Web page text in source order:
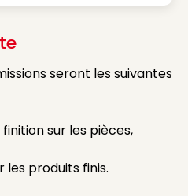
seront les suivantes
sur les pièces,
produits finis.